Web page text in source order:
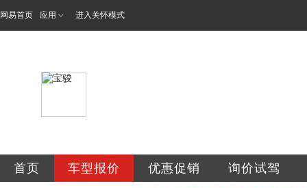
网易首页 应用 进入关怀模式
首页 车型报价 优惠促销 询价试驾